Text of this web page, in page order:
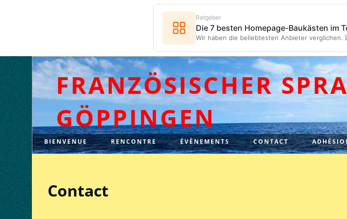
FRANZÖSISCHER
GÖPPINGEN
BIENVENUE RENCONTRE ÉVÈNEMENTS CONTACT
Contact
Ratgeber
Die 7 besten Homepage-Baukästen im
Wir haben die beliebtesten Anbieter verglichen.